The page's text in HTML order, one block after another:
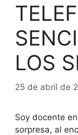
LOS
25 de abril de
Soy docente
sorpresa, al